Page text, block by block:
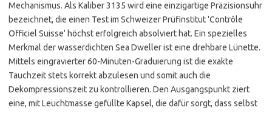
Mechanismus. Als Kaliber 3135 wird eine einzigartige Präzisionsuhr
bezeichnet, die einen Test im Schweizer Prüfinstitut 'Contrôle
Officiel Suisse' höchst erfolgreich absolviert hat. Ein spezielles
Merkmal der wasserdichten Sea Dweller ist eine drehbare Lünette.
Mittels eingravierter 60-Minuten-Graduierung ist die exakte
Tauchzeit stets korrekt abzulesen und somit auch die
Dekompressionszeit zu kontrollieren. Den Ausgangspunkt ziert
eine, mit Leuchtmasse gefüllte Kapsel, die dafür sorgt, dass selbst